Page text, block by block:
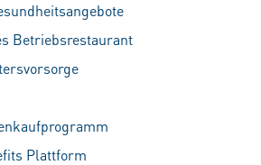
Betriebsrestaurant
Plattform